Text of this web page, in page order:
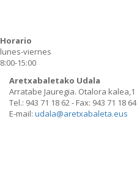
Aretxabaletako Udala
Arratabe Jauregia. Otalora kalea,1
Tel.: 943 71 18 62 - Fax: 943 71 18 64
E-mail: udala@aretxabaleta.eus
Horario
lunes-viernes
8:00-15:00